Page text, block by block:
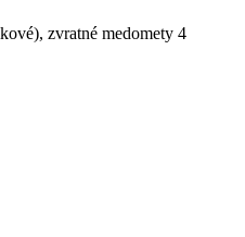
zvratné medomety 4